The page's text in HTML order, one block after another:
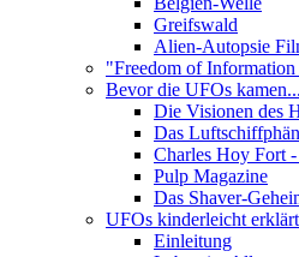
Greifswald
Alien-Autopsie
"Freedom of
Bevor die UFOs kamen...
Die Visionen des
Das
Charles Hoy Fort
Pulp Magazine
Das Shaver-
UFOs kinderleicht erklärt
Einleitung